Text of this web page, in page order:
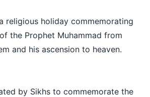
religious holiday commemorating
the Prophet Muhammad from
and his ascension to heaven.
by Sikhs to commemorate the